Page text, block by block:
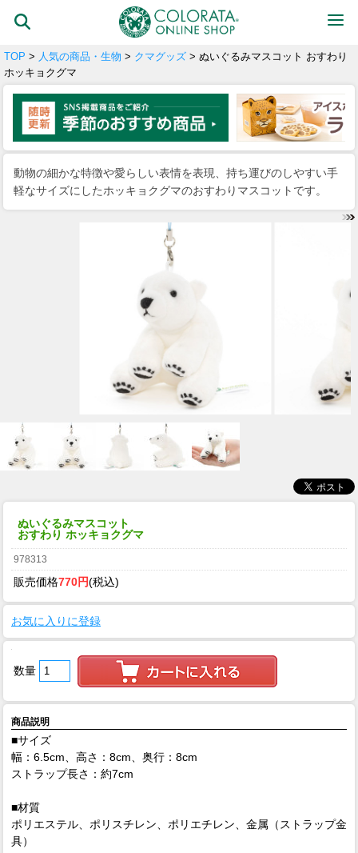
TOP > 人気の商品・生物 > クマグッズ > ぬいぐるみマスコット おすわり
ホッキョクグマ
動物の細かな特徴や愛らしい表情を表現、持ち運びのしやすい手
軽なサイズにしたホッキョクグマのおすわりマスコットです。
ぬいぐるみマスコット
おすわり ホッキョクグマ
978313
販売価格770円(税込)
お気に入りに登録
数量
商品説明
■サイズ
幅：6.5cm、高さ：8cm、奥行：8cm
ストラップ長さ：約7cm
■材質
ポリエステル、ポリスチレン、ポリエチレン、金属（ストラップ金
具）